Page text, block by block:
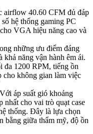
airflow 40.60 CFM đủ đáp
hệ thống gaming PC
VGA hiệu năng cao và
những ưu điểm đáng
năng vận hành êm ái.
đa 1200 RPM, tiếng ồn
cho không gian làm việc
Với áp suất gió khoảng
nhất cho vai trò quạt case
thống. Đây là lựa chọn
bằng giữa thẩm mỹ, độ ồn